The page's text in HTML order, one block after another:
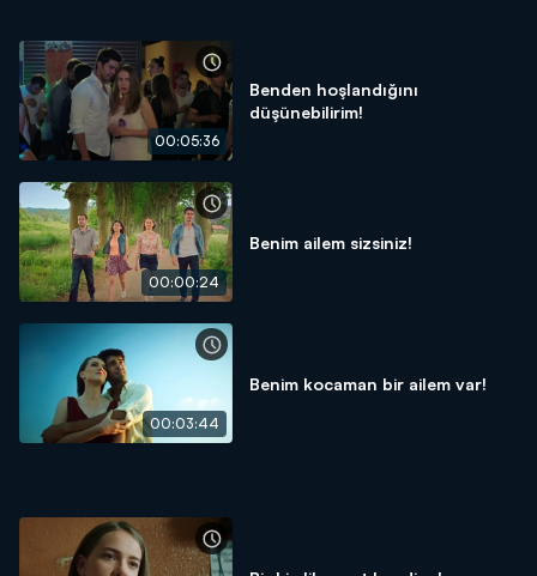
00:05:36
Benden hoşlandığını
düşünebilirim!
00:00:24
Benim ailem sizsiniz!
00:03:44
Benim kocaman bir ailem var!